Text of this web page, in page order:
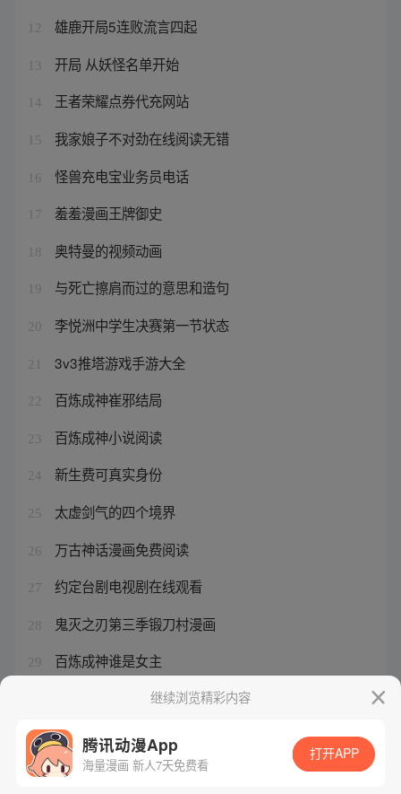
12 雄鹿开局5连败流言四起
13 开局 从妖怪名单开始
14 王者荣耀点券代充网站
15 我家娘子不对劲在线阅读无错
16 怪兽充电宝业务员电话
17 羞羞漫画王牌御史
18 奥特曼的视频动画
19 与死亡擦肩而过的意思和造句
20 李悦洲中学生决赛第一节状态
21 3v3推塔游戏手游大全
22 百炼成神崔邪结局
23 百炼成神小说阅读
24 新生费可真实身份
25 太虚剑气的四个境界
26 万古神话漫画免费阅读
27 约定台剧电视剧在线观看
28 鬼灭之刃第三季锻刀村漫画
29 百炼成神谁是女主
淡淡的死感是什么意思继续浏览精彩内容
腾讯动漫App
海量漫画 新人7天免费看
打开APP